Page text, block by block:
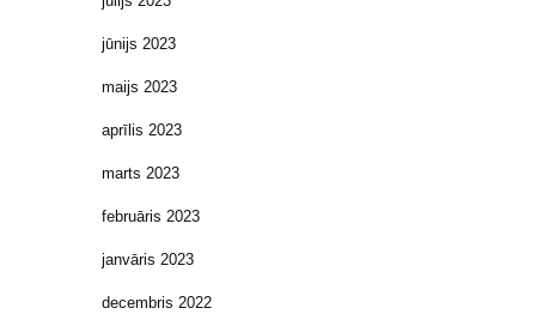
jūnijs 2023
maijs 2023
aprīlis 2023
marts 2023
februāris 2023
janvāris 2023
decembris 2022